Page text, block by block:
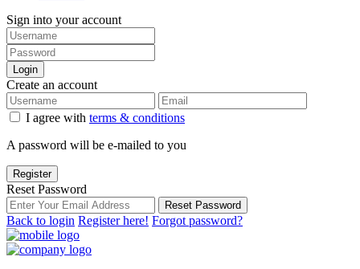
Sign into your account
Login
Create an account
I agree with terms & conditions
A password will be e-mailed to you
Register
Reset Password
Reset Password
Back to login Register here! Forgot password?